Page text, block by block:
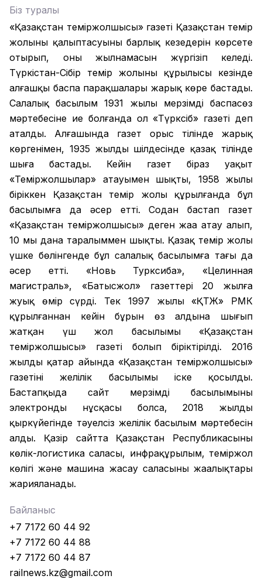
Біз туралы
«Қазақстан теміржолшысы» газеті Қазақстан темір
жолының қалыптасуының барлық кезеңдерін көрсете
отырып, оның жылнамасын жүргізіп келеді.
Түркістан-Сібір темір жолының құрылысы кезінде
алғашқы баспа парақшалары жарық көре бастады.
Салалық басылым 1931 жылы мерзімді баспасөз
мәртебесіне ие болғанда ол «Түрксіб» газеті деп
аталды. Алғашында газет орыс тілінде жарық
көргенімен, 1935 жылдың шілдесінде қазақ тілінде
шыға бастады. Кейін газет біраз уақыт
«Теміржолшылар» атауымен шықты, 1958 жылы
біріккен Қазақстан темір жолы құрылғанда бұл
басылымға да әсер етті. Содан бастап газет
«Қазақстан теміржолшысы» деген жаңа атау алып,
10 мың дана таралыммен шықты. Қазақ темір жолы
үшке бөлінгенде бұл салалық басылымға тағы да
әсер етті. «Новь Турксиба», «Целинная
магистраль», «Батысжол» газеттері 20 жылға
жуық өмір сүрді. Тек 1997 жылы «ҚТЖ» РМК
құрылғаннан кейін бұрын өз алдына шығып
жатқан үш жол басылымы «Қазақстан
теміржолшысы» газеті болып біріктірілді. 2016
жылдың қаңтар айында «Қазақстан теміржолшысы»
газетінің желілік басылымы іске қосылды.
Бастапқыда сайт мерзімді басылымының
электронды нұсқасы болса, 2018 жылдың
қыркүйегінде тәуелсіз желілік басылым мәртебесін
алды. Қазір сайтта Қазақстан Республикасының
көлік-логистика саласы, инфрақұрылым, теміржол
көлігі және машина жасау саласының жаңалықтары
жарияланады.
Байланыс
+7 7172 60 44 92
+7 7172 60 44 88
+7 7172 60 44 87
railnews.kz@gmail.com